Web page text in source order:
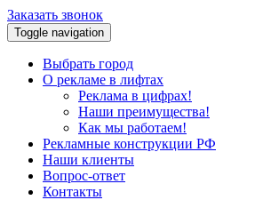
Заказать звонок
Toggle navigation
Выбрать город
О рекламе в лифтах
Реклама в цифрах!
Наши преимущества!
Как мы работаем!
Рекламные конструкции РФ
Наши клиенты
Вопрос-ответ
Контакты